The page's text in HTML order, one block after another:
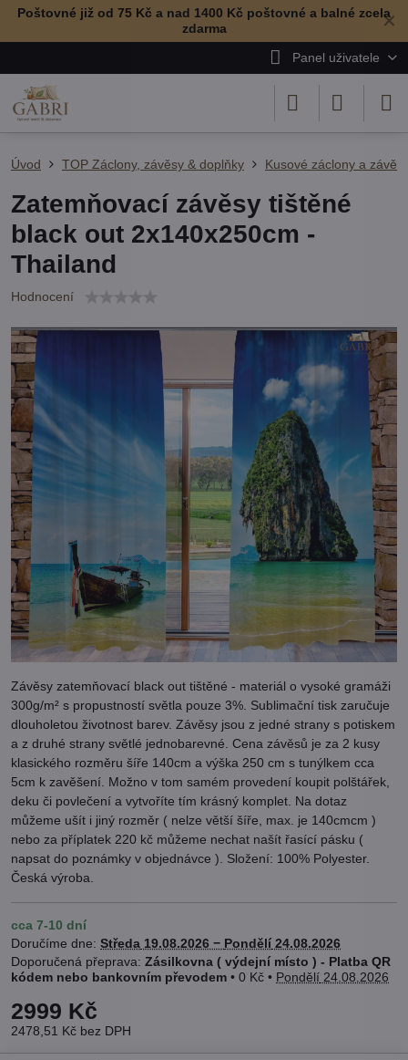
✕
Poštovné již od 75 Kč a nad 1400 Kč poštovné a balné zcela
zdarma
Panel uživatele
Úvod TOP Záclony, závěsy & doplňky Kusové záclony a
Zatemňovací závěsy tištěné
black out 2x140x250cm -
Thailand
Hodnocení
Závěsy zatemňovací black out tištěné - materiál o vysoké gramáži
300g/m² s propustností světla pouze 3%. Sublimační tisk zaručuje
dlouholetou životnost barev. Závěsy jsou z jedné strany s potiskem
a z druhé strany světlé jednobarevné. Cena závěsů je za 2 kusy
klasického rozměru šíře 140cm a výška 250 cm s tunýlkem cca
5cm k zavěšení. Možno v tom samém provedení koupit polštářek,
deku či povlečení a vytvoříte tím krásný komplet. Na dotaz
můžeme ušít i jiný rozměr ( nelze větší šíře, max. je 140cmcm )
nebo za příplatek 220 kč můžeme nechat našít řasící pásku (
napsat do poznámky v objednávce ). Složení: 100% Polyester.
Česká výroba.
cca 7-10 dní
Doručíme dne: Středa 19.08.2026 − Pondělí 24.08.2026
Zásilkovna ( výdejní místo ) - Platba QR
kódem nebo bankovním převodem • 0 Kč • Pondělí 24.08.2026
2999 Kč
2478,51 Kč bez DPH